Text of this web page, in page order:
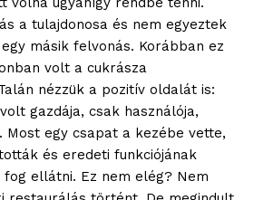
a tulajdonosa és nem egyeztek
másik felvonás. Korábban ez
volt a cukrásza
nézzük a pozitív oldalát is:
gazdája, csak használója,
Most egy csapat a kezébe vette,
és eredeti funkciójának
ellátni. Ez nem elég? Nem